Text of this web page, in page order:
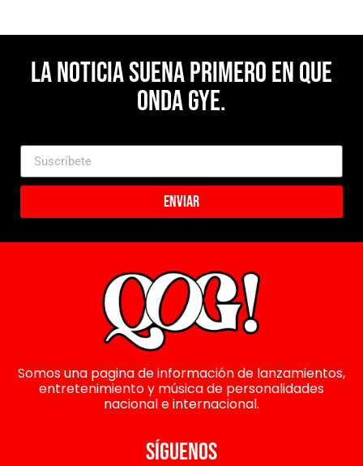
La noticia suena primero en Que
Onda Gye.
Enviar
Somos una pagina de información de lanzamientos,
entretenimiento y música de personalidades
nacional e internacional.
SÍGUENOS